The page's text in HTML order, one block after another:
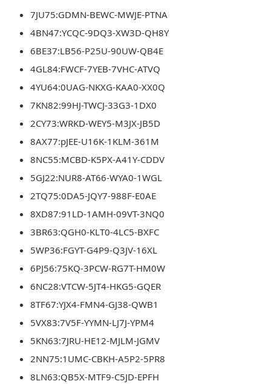
7JU75:GDMN-BEWC-MWJE-PTNA
4BN47:YCQC-9DQ3-XW3D-QH8Y
6BE37:LB56-P25U-90UW-QB4E
4GL84:FWCF-7YEB-7VHC-ATVQ
4YU64:0UAG-NKXG-KAA0-XX0Q
7KN82:99HJ-TWCJ-33G3-1DX0
2CY73:WRKD-WEY5-M3JX-JB5D
8AX77:pJEE-U16K-1KLM-361M
8NC55:MCBD-K5PX-A41Y-CDDV
5GJ22:NUR8-AT66-WYA0-1WGL
2TQ75:0DA5-JQY7-988F-E0AE
8XD87:91LD-1AMH-09VT-3NQ0
3BR63:QGH0-KLT0-4LC5-BXFC
5WP36:FGYT-G4P9-Q3JV-16XL
6PJ56:75KQ-3PCW-RG7T-HM0W
6NC28:VTCW-5JT4-HKG5-GQER
8TF67:YJX4-FMN4-GJ38-QWB1
5VX83:7V5F-YYMN-LJ7J-YPM4
5KN63:7JRU-HE12-MJLM-JGMV
2NN75:1UMC-CBKH-A5P2-5PR8
8LN63:QB5X-MTF9-C5JD-EPFH